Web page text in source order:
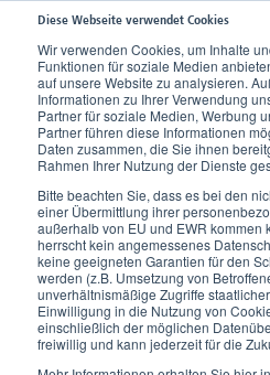
Diese Webseite verwendet Cookies
Wir verwenden Cookies, um Inhalte
Funktionen für soziale Medien
auf unsere Website zu analysieren.
Informationen zu Ihrer Verwendung
Partner für soziale Medien, Werbung
Partner führen diese Informationen
Daten zusammen, die Sie ihnen
Rahmen Ihrer Nutzung der Dienste
Bitte beachten Sie, dass es bei den
einer Übermittlung ihrer
außerhalb von EU und EWR kommen
herrscht kein angemessenes
keine geeigneten Garantien für den
werden (z.B. Umsetzung von
unverhältnismäßige Zugriffe
Einwilligung in die Nutzung von
einschließlich der möglichen
freiwillig und kann jederzeit für die
Home Wissen Krankheitsbilder
Hier erklären wir Ihnen die
Ursachen, dieSymptome
Behandlungsmöglichkeiten
Patellapsitzensyndroms.